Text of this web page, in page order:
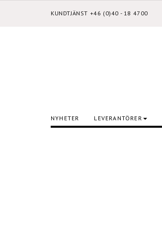
KUNDTJÄNST +46 (0)40 - 18 4700
NYHETER LEVERANTÖRER